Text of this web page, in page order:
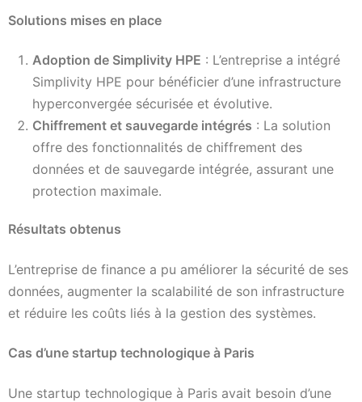
Solutions mises en place
Adoption de Simplivity HPE : L’entreprise a intégré
Simplivity HPE pour bénéficier d’une infrastructure
hyperconvergée sécurisée et évolutive.
Chiffrement et sauvegarde intégrés : La solution
offre des fonctionnalités de chiffrement des
données et de sauvegarde intégrée, assurant une
protection maximale.
Résultats obtenus
L’entreprise de finance a pu améliorer la sécurité de ses
données, augmenter la scalabilité de son infrastructure
et réduire les coûts liés à la gestion des systèmes.
Cas d’une startup technologique à Paris
Une startup technologique à Paris avait besoin d’une